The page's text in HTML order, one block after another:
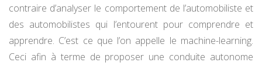
contraire d’analyser le comportement de l’automobiliste et
des automobilistes qui l’entourent pour comprendre et
apprendre. C’est ce que l’on appelle le machine-learning.
Ceci afin à terme de proposer une conduite autonome